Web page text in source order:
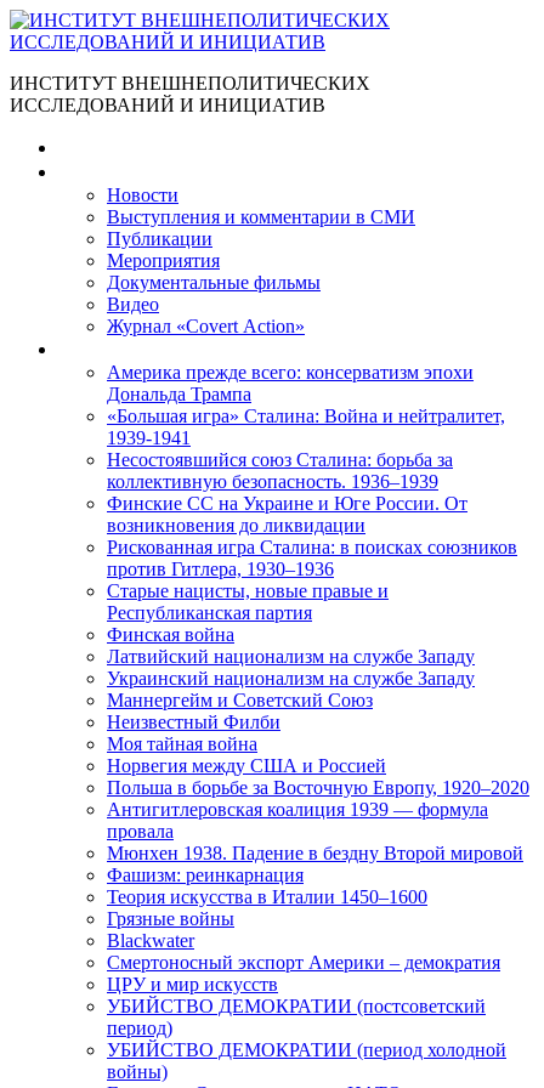
ИНСТИТУТ ВНЕШНЕПОЛИТИЧЕСКИХ
ИССЛЕДОВАНИЙ И ИНИЦИАТИВ
Новости
Выступления и коммента­рии в СМИ
Публикации
Мероприятия
Документальные фильмы
Видео
Журнал «Covert Action»
Америка прежде всего: консерватизм эпохи
Дональда Трампа
«Большая игра» Сталина: Война и нейтралитет,
1939-1941
Несостоявшийся союз Сталина: борьба за
коллективную безопасность. 1936–1939
Финские СС на Украине и Юге России. От
возникновения до ликвидации
Рискованная игра Сталина: в поисках союзников
против Гитлера, 1930–1936
Старые нацисты, новые правые и
Республиканская партия
Финская война
Латвийский национализм на службе Западу
Украинский национализм на службе Западу
Маннергейм и Советский Союз
Неизвестный Филби
Моя тайная война
Норвегия между США и Россией
Польша в борьбе за Восточную Европу, 1920–2020
Антигитлеровская коалиция 1939 — формула
провала
Мюнхен 1938. Падение в бездну Второй мировой
Фашизм: реинкарнация
Теория искусства в Италии 1450–1600
Грязные войны
Blackwater
Смертоносный экспорт Америки – демократия
ЦРУ и мир искусств
УБИЙСТВО ДЕМОКРАТИИ (постсоветский
период)
УБИЙСТВО ДЕМОКРАТИИ (период холодной
войны)